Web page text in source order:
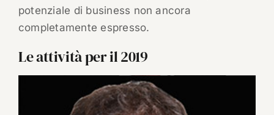
potenziale di business non ancora
completamente espresso.
Le attività per il 2019